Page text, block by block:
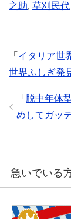
之助, 草刈民代
「 イタリア世
世界ふしぎ発
「 脱中年体
めしてガッ
急いでいる